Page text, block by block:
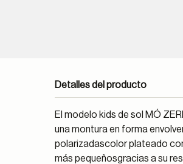
Detalles del producto
El modelo kids de sol MÓ
una montura en forma
polarizadascolor plateado
más pequeñosgracias a su